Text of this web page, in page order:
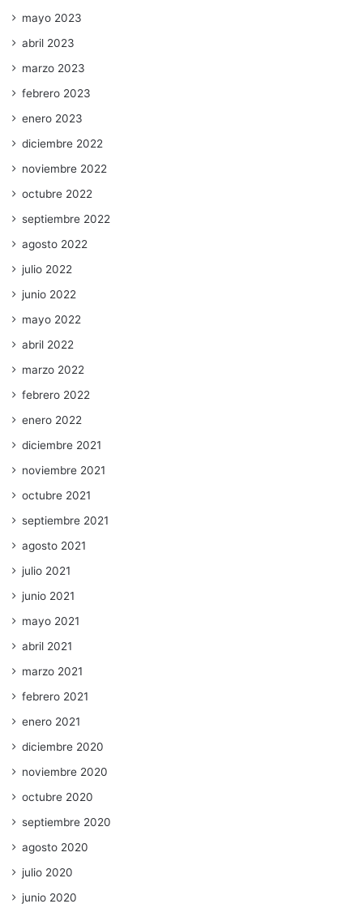
mayo 2023
abril 2023
marzo 2023
febrero 2023
enero 2023
diciembre 2022
noviembre 2022
octubre 2022
septiembre 2022
agosto 2022
julio 2022
junio 2022
mayo 2022
abril 2022
marzo 2022
febrero 2022
enero 2022
diciembre 2021
noviembre 2021
octubre 2021
septiembre 2021
agosto 2021
julio 2021
junio 2021
mayo 2021
abril 2021
marzo 2021
febrero 2021
enero 2021
diciembre 2020
noviembre 2020
octubre 2020
septiembre 2020
agosto 2020
julio 2020
junio 2020